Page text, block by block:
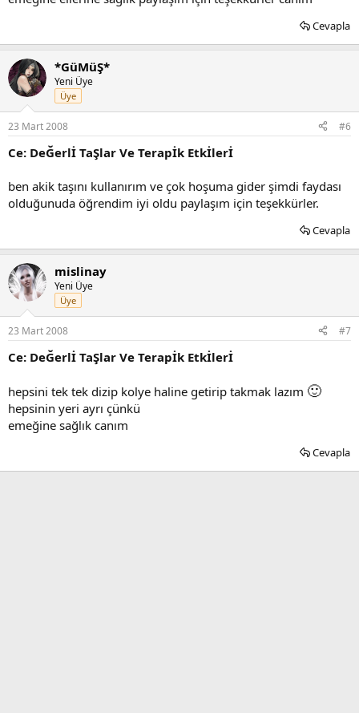
Cevapla
*GüMüŞ*
Yeni Üye
Üye
23 Mart 2008 #6
Ce: DeĞerlİ TaŞlar Ve Terapİk Etkİlerİ
ben akik taşını kullanırım ve çok hoşuma gider şimdi faydası
olduğunuda öğrendim iyi oldu paylaşım için teşekkürler.
Cevapla
mislinay
Yeni Üye
Üye
23 Mart 2008 #7
Ce: DeĞerlİ TaŞlar Ve Terapİk Etkİlerİ
hepsini tek tek dizip kolye haline getirip takmak lazım 🙂
hepsinin yeri ayrı çünkü
emeğine sağlık canım
Cevapla